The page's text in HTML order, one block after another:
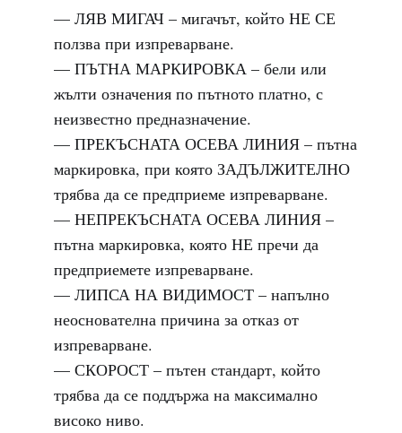
— ЛЯВ МИГАЧ – мигачът, който НЕ СЕ
ползва при изпреварване.
— ПЪТНА МАРКИРОВКА – бели или
жълти означения по пътното платно, с
неизвестно предназначение.
— ПРЕКЪСНАТА ОСЕВА ЛИНИЯ – пътна
маркировка, при която ЗАДЪЛЖИТЕЛНО
трябва да се предприеме изпреварване.
— НЕПРЕКЪСНАТА ОСЕВА ЛИНИЯ –
пътна маркировка, която НЕ пречи да
предприемете изпреварване.
— ЛИПСА НА ВИДИМОСТ – напълно
неоснователна причина за отказ от
изпреварване.
— СКОРОСТ – пътен стандарт, който
трябва да се поддържа на максимално
високо ниво.